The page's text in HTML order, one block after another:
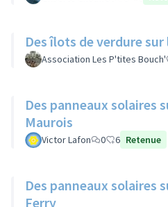
Des îlots de verdure sur
Association Les P'tites Bouch'
Des panneaux solaires
Maurois
Victor Lafon 0 6 Retenue
Des panneaux solaires
Ferry